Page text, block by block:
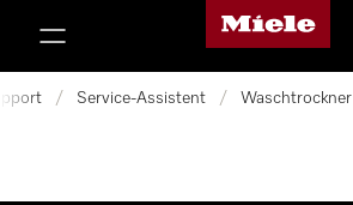
Miele-Homepage
/ Service-Assistent / Waschtrockner